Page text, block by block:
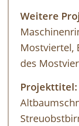
Weitere
Mostviertel,
des
Projekttitel: